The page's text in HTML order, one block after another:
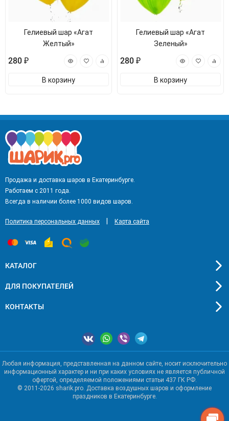
Гелиевый шар «Агат
Желтый»
280 ₽
В корзину
Гелиевый шар «Агат
Зеленый»
280 ₽
В корзину
Продажа и доставка шаров в Екатеринбурге.
Работаем с 2011 года.
Всегда в наличии более 1000 видов шаров.
Политика персональных данных Карта сайта
КАТАЛОГ
ДЛЯ ПОКУПАТЕЛЕЙ
КОНТАКТЫ
Любая информация, представленная на данном сайте, носит исключительно
информационный характер и ни при каких условиях не является публичной
офертой, определяемой положениями статьи 437 ГК РФ.
© 2011-2026 sharik.pro. Доставка воздушных шаров и оформление
праздников в Екатеринбурге.